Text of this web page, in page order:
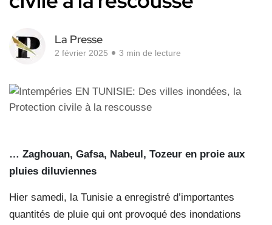
La Presse
2 février 2025 3 min de lecture
… Zaghouan, Gafsa, Nabeul, Tozeur en proie aux
pluies diluviennes
Hier samedi, la Tunisie a enregistré d’importantes
quantités de pluie qui ont provoqué des inondations